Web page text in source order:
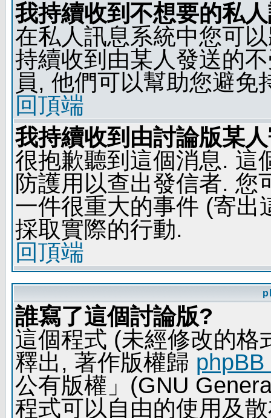
我持續收到不想要的私
在私人訊息系統中您可
持續收到由某人發送的
員, 他們可以幫助您避免
回頂端
我持續收到由討論版某
很抱歉聽到這個消息. 這
防護用以查出發信者. 您
一件很重大的事件 (寄出
採取實際的行動.
回頂端
誰寫了這個討論版?
這個程式 (未經修改的格
釋出, 著作版權歸
公有版權」(GNU
程式可以自由的使用及